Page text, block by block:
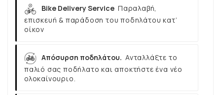
Bike Delivery Service Παραλαβή,
επισκευή & παράδοση του ποδηλάτου κατ’
οίκον
Απόσυρση ποδηλάτου. Ανταλλάξτε το
παλιό σας ποδήλατο και αποκτήστε ένα νέο
ολοκαίνουριο.